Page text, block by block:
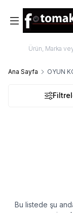
Ana Sayfa OYUN
Bu listede şu